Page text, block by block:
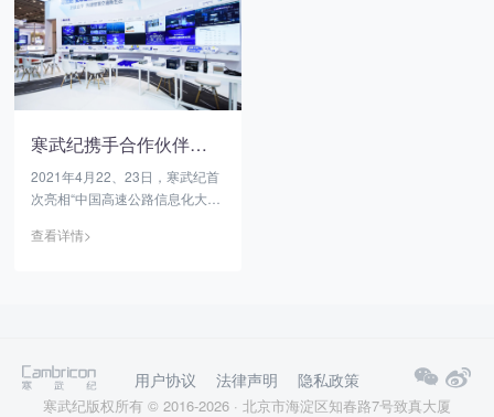
关注。
寒武纪携手合作伙伴共建智慧交通新生态
2021年4月22、23日，寒武纪首
次亮相“中国高速公路信息化大会
CEIC）。
查看详情>
用户协议 法律声明 隐私政策
寒武纪版权所有 © 2016-2026 · 北京市海淀区知春路7号致真大厦